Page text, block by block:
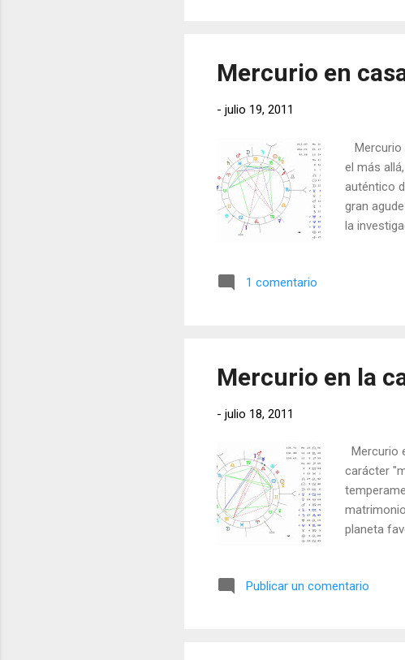
Mercurio en
- julio 19, 2011
Mercurio
el más
auténtico
gran
la
las
1 comentario
Mercurio en la
- julio 18, 2011
Mercurio
carácter
planeta
Publicar un comentario